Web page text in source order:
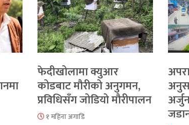
फेदीखोलामा क्युआर
कोडबाट मौरीको अनुगमन,
प्रविधिसँग जोडियो मौरीपालन
१ महिना अगाडि